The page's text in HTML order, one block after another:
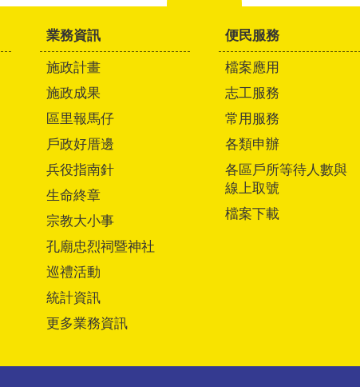
業務資訊
施政計畫
施政成果
區里報馬仔
戶政好厝邊
兵役指南針
生命終章
宗教大小事
孔廟忠烈祠暨神社
巡禮活動
統計資訊
更多業務資訊
便民服務
檔案應用
志工服務
常用服務
各類申辦
各區戶所等待人數與
線上取號
檔案下載